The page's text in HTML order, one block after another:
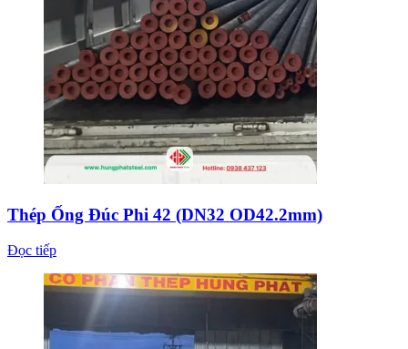
Thép Ống Đúc Phi 42 (DN32 OD42.2mm)
Đọc tiếp